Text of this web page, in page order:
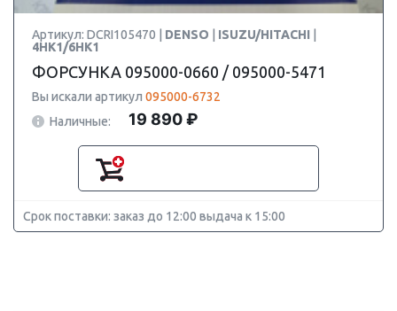
Артикул: DCRI105470 | DENSO ISUZU/HITACHI
4HK1/6HK1
ФОРСУНКА 095000-0660 / 095000-5471
Вы искали артикул 095000-6732
Наличные:
19 890 ₽
Срок поставки: заказ до 12:00 выдача к 15:00